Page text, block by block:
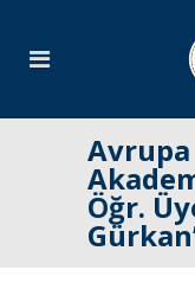
Avrupa
Öğr.